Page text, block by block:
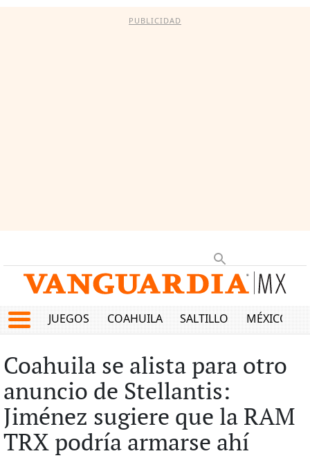
PUBLICIDAD
JUEGOS COAHUILA SALTILLO MÉXICO
Coahuila se alista para otro
anuncio de Stellantis:
Jiménez sugiere que la RAM
TRX podría armarse ahí